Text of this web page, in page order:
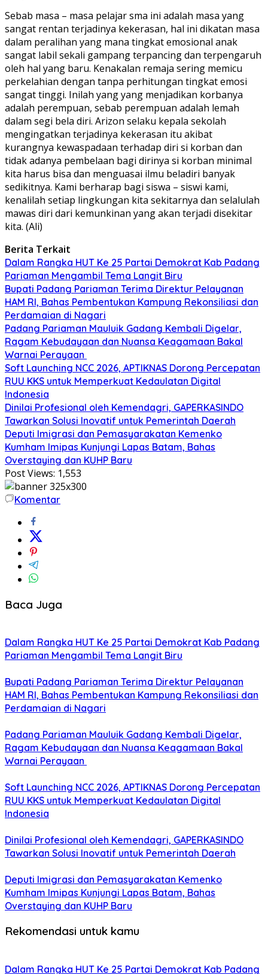
Sebab masa – masa pelajar sma ini adalah masa yang
sangat rentan terjadinya kekerasan, hal ini dikatan masa
dalam peralihan yang mana tingkat emosional anak
sangat labil sekali gampang terpancing dan terpengaruh
oleh hal yang baru. Kenakalan remaja sering memicu
perkelahian dengan tanpa perhitungan tingkat emosi
sangat tinggi. Inilah yang yang menjadikan korbanya
adalah perempuan, sebab perempuan adalah lemah
dalam segi bela diri. Arizon selaku kepala sekolah
mengingatkan terjadinya kekerasan itu akibat
kurangnya kewaspadaan terhadap diri si korban dan
tidak adanya pembelaan bagi dirinya si korban minimal
kita harus bisa dan menguasai ilmu beladiri banyak
sedikitnya. Kami berharap bagi siswa – siswi kami,
kenalilah setiap lingkungan kita sekitarnya dan selalulah
mawas diri dari kemunkinan yang akan terjadi disekitar
kita. (Ali)
Berita Terkait
Dalam Rangka HUT Ke 25 Partai Demokrat Kab Padang
Pariaman Mengambil Tema Langit Biru
Bupati Padang Pariaman Terima Direktur Pelayanan
HAM RI, Bahas Pembentukan Kampung Rekonsiliasi dan
Perdamaian di Nagari
Padang Pariaman Mauluik Gadang Kembali Digelar,
Ragam Kebudayaan dan Nuansa Keagamaan Bakal
Warnai Perayaan ‎
Soft Launching NCC 2026, APTIKNAS Dorong Percepatan
RUU KKS untuk Memperkuat Kedaulatan Digital
Indonesia
Dinilai Profesional oleh Kemendagri, GAPERKASINDO
Tawarkan Solusi Inovatif untuk Pemerintah Daerah
Deputi Imigrasi dan Pemasyarakatan Kemenko
Kumham Imipas Kunjungi Lapas Batam, Bahas
Overstaying dan KUHP Baru
Post Views: 1,553
Komentar
Baca Juga
Dalam Rangka HUT Ke 25 Partai Demokrat Kab Padang
Pariaman Mengambil Tema Langit Biru
Bupati Padang Pariaman Terima Direktur Pelayanan
HAM RI, Bahas Pembentukan Kampung Rekonsiliasi dan
Perdamaian di Nagari
Padang Pariaman Mauluik Gadang Kembali Digelar,
Ragam Kebudayaan dan Nuansa Keagamaan Bakal
Warnai Perayaan ‎
Soft Launching NCC 2026, APTIKNAS Dorong Percepatan
RUU KKS untuk Memperkuat Kedaulatan Digital
Indonesia
Dinilai Profesional oleh Kemendagri, GAPERKASINDO
Tawarkan Solusi Inovatif untuk Pemerintah Daerah
Deputi Imigrasi dan Pemasyarakatan Kemenko
Kumham Imipas Kunjungi Lapas Batam, Bahas
Overstaying dan KUHP Baru
Rekomendasi untuk kamu
Dalam Rangka HUT Ke 25 Partai Demokrat Kab Padang